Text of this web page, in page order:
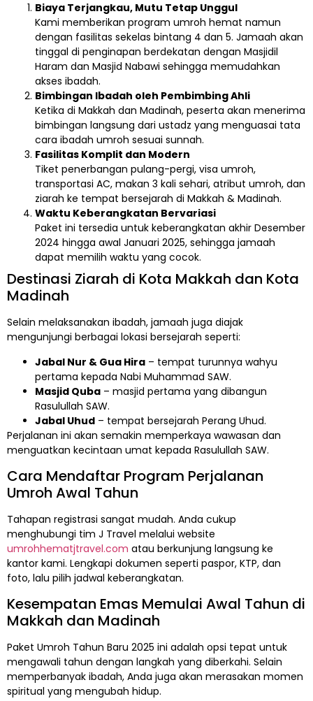
Biaya Terjangkau, Mutu Tetap Unggul
Kami memberikan program umroh hemat namun
dengan fasilitas sekelas bintang 4 dan 5. Jamaah akan
tinggal di penginapan berdekatan dengan Masjidil
Haram dan Masjid Nabawi sehingga memudahkan
akses ibadah.
Bimbingan Ibadah oleh Pembimbing Ahli
Ketika di Makkah dan Madinah, peserta akan menerima
bimbingan langsung dari ustadz yang menguasai tata
cara ibadah umroh sesuai sunnah.
Fasilitas Komplit dan Modern
Tiket penerbangan pulang-pergi, visa umroh,
transportasi AC, makan 3 kali sehari, atribut umroh, dan
ziarah ke tempat bersejarah di Makkah & Madinah.
Waktu Keberangkatan Bervariasi
Paket ini tersedia untuk keberangkatan akhir Desember
2024 hingga awal Januari 2025, sehingga jamaah
dapat memilih waktu yang cocok.
Destinasi Ziarah di Kota Makkah dan Kota
Madinah
Selain melaksanakan ibadah, jamaah juga diajak
mengunjungi berbagai lokasi bersejarah seperti:
Jabal Nur & Gua Hira – tempat turunnya wahyu
pertama kepada Nabi Muhammad SAW.
Masjid Quba – masjid pertama yang dibangun
Rasulullah SAW.
Jabal Uhud – tempat bersejarah Perang Uhud.
Perjalanan ini akan semakin memperkaya wawasan dan
menguatkan kecintaan umat kepada Rasulullah SAW.
Cara Mendaftar Program Perjalanan
Umroh Awal Tahun
Tahapan registrasi sangat mudah. Anda cukup
menghubungi tim J Travel melalui website
umrohhematjtravel.com atau berkunjung langsung ke
kantor kami. Lengkapi dokumen seperti paspor, KTP, dan
foto, lalu pilih jadwal keberangkatan.
Kesempatan Emas Memulai Awal Tahun di
Makkah dan Madinah
Paket Umroh Tahun Baru 2025 ini adalah opsi tepat untuk
mengawali tahun dengan langkah yang diberkahi. Selain
memperbanyak ibadah, Anda juga akan merasakan momen
spiritual yang mengubah hidup.